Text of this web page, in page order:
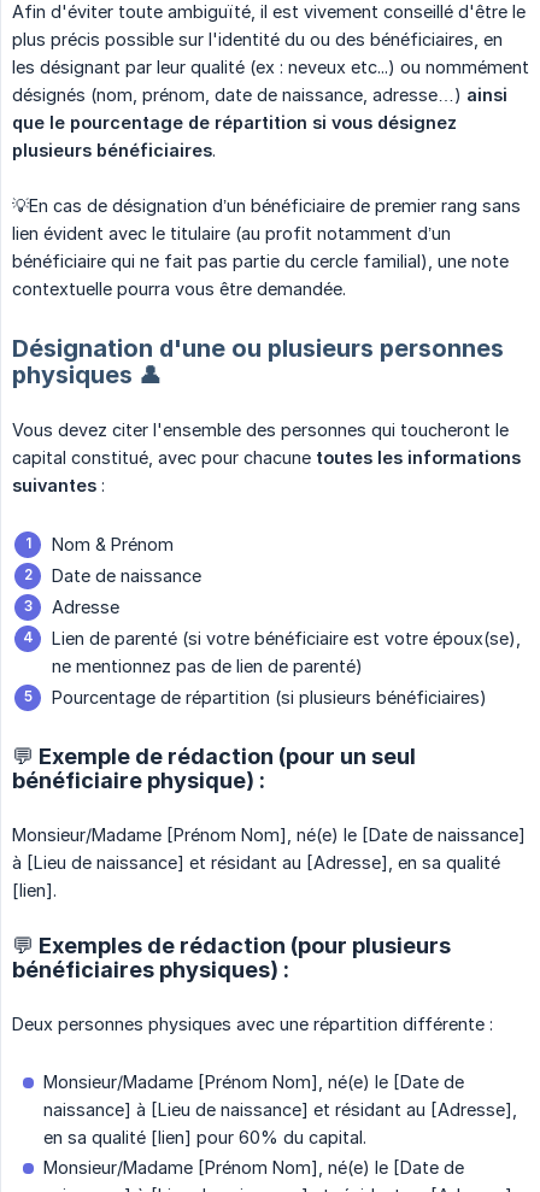
Afin d'éviter toute ambiguïté, il est vivement conseillé d'être le
plus précis possible sur l'identité du ou des bénéficiaires, en
les désignant par leur qualité (ex : neveux etc...) ou nommément
désignés (nom, prénom, date de naissance, adresse…) ainsi
que le pourcentage de répartition si vous désignez
plusieurs bénéficiaires.
💡En cas de désignation d’un bénéficiaire de premier rang sans
lien évident avec le titulaire (au profit notamment d’un
bénéficiaire qui ne fait pas partie du cercle familial), une note
contextuelle pourra vous être demandée.
Désignation d'une ou plusieurs personnes
physiques 👤
Vous devez citer l'ensemble des personnes qui toucheront le
capital constitué, avec pour chacune toutes les informations
suivantes :
Nom & Prénom
Date de naissance
Adresse
Lien de parenté (si votre bénéficiaire est votre époux(se),
ne mentionnez pas de lien de parenté)
Pourcentage de répartition (si plusieurs bénéficiaires)
💬 Exemple de rédaction (pour un seul
bénéficiaire physique) :
Monsieur/Madame [Prénom Nom], né(e) le [Date de naissance]
à [Lieu de naissance] et résidant au [Adresse], en sa qualité
[lien].
💬 Exemples de rédaction (pour plusieurs
bénéficiaires physiques) :
Deux personnes physiques avec une répartition différente :
Monsieur/Madame [Prénom Nom], né(e) le [Date de
naissance] à [Lieu de naissance] et résidant au [Adresse],
en sa qualité [lien] pour 60% du capital.
Monsieur/Madame [Prénom Nom], né(e) le [Date de